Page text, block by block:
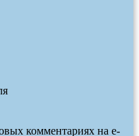
комментариях на e-